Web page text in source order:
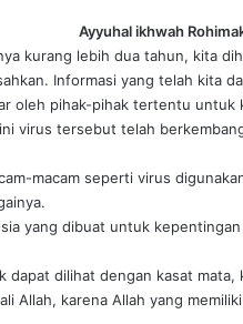
Ayyuhal ikhwah
kurang lebih dua tahun, kita
Informasi yang telah kita
oleh pihak-pihak tertentu untuk
virus tersebut telah
macam seperti virus
yang dibuat untuk
dapat dilihat dengan kasat
Allah, karena Allah yang